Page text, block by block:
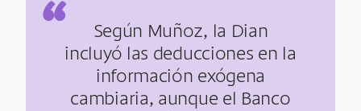
“
Según Muñoz, la Dian
incluyó las deducciones en la
información exógena
cambiaria, aunque el Banco